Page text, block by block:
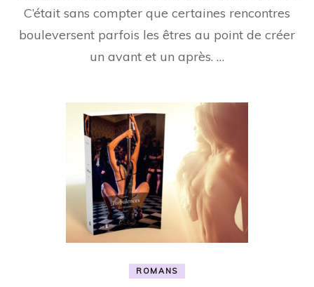
C’était sans compter que certaines rencontres
bouleversent parfois les êtres au point de créer
un avant et un après. …
ROMANS